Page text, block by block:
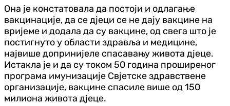
Она је констатовала да постоји и одлагање
вакцинације, да се дјеци се не дају вакцине на
вријеме и додала да су вакцине, од свега што је
постигнуто у области здравља и медицине,
највише допринијеле спасавању живота дјеце.
Истакла је и да су током 50 година проширеног
програма имунизације Свјетске здравствене
организације, вакцине спасиле више од 150
милиона живота дјеце.